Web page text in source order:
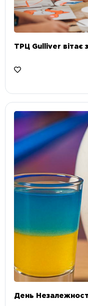
ТРЦ Gulliver вітає
День